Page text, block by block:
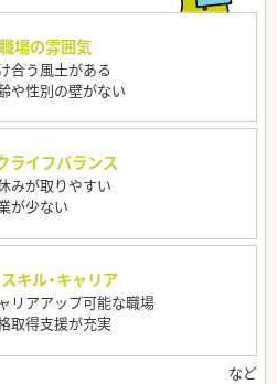
職場の雰囲気
合う風土がある
や性別の壁がない
ライフバランス
みが取りやすい
が少ない
スキル・キャリア
リアアップ可能な職場
取得支援が充実